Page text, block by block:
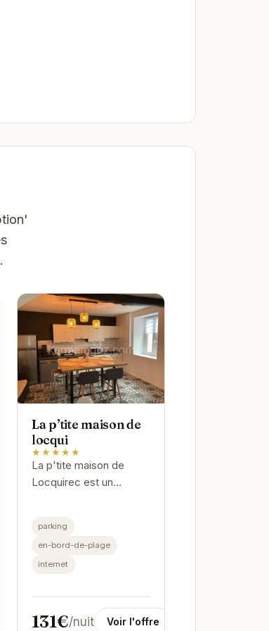
La p’tite maison de
locqui
★★★★★
La p'tite maison de
Locquirec est un
privilégié à proximité de
la plage et des
commerces locaux en
parking
en-bord-de-plage
internet
131€/nuit Voir l'offre